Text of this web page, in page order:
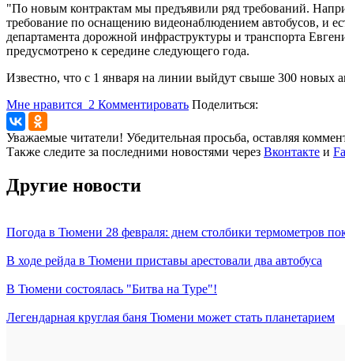
"По новым контрактам мы предъявили ряд требований.
требование по оснащению видеонаблюдением автобусов, и
департамента дорожной инфраструктуры и транспорта
предусмотрено к середине следующего года.
Известно, что с 1 января на линии выйдут свыше 300 новых
Мне нравится 2 Комментировать Поделиться:
Уважаемые читатели! Убедительная просьба, оставляя
Также следите за последними новостями через Вконтакте и
Другие новости
Погода в Тюмени 28 февраля: днем столбики термометров
В ходе рейда в Тюмени приставы арестовали два автобуса
В Тюмени состоялась "Битва на Туре"!
Легендарная круглая баня Тюмени может стать планетарием